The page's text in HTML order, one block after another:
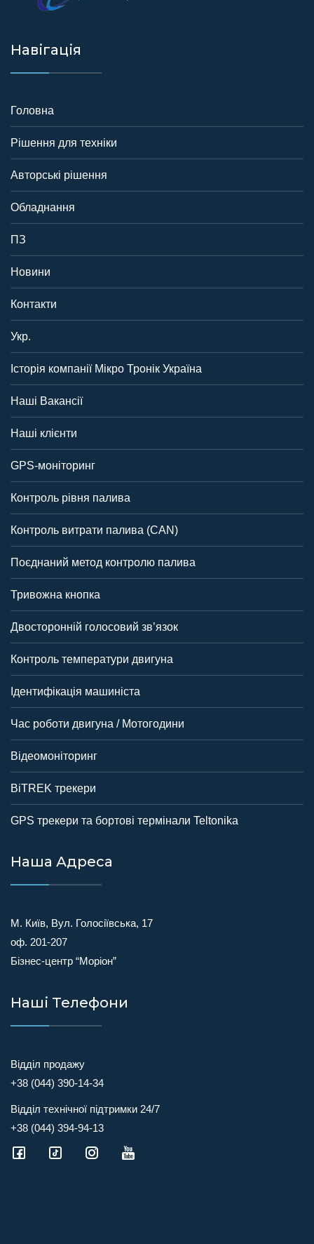
Навігація
Головна
Рішення для техніки
Авторські рішення
Обладнання
ПЗ
Новини
Контакти
Укр.
Історія компанії Мікро Тронік Україна
Наші Вакансії
Наші клієнти
GPS-моніторинг
Контроль рівня палива
Контроль витрати палива (CAN)
Поєднаний метод контролю палива
Тривожна кнопка
Двосторонній голосовий зв’язок
Контроль температури двигуна
Ідентифікація машиніста
Час роботи двигуна / Мотогодини
Відеомоніторинг
BiTREK трекери
GPS трекери та бортові термінали Teltonika
Наша Адреса
М. Київ, Вул. Голосіївська, 17
оф. 201-207
Бізнес-центр “Моріон”
Наші Телефони
Відділ продажу
+38 (044) 390-14-34
Відділ технічної підтримки 24/7
+38 (044) 394-94-13